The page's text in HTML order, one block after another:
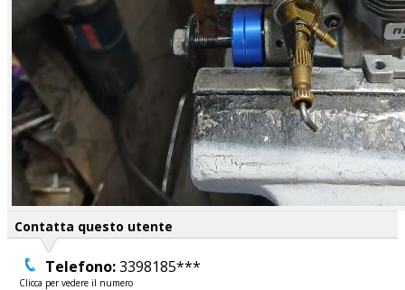
Contatta questo utente
Telefono:3398185***
Clicca per vedere il numero